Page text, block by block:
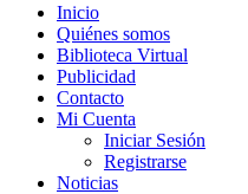
Inicio
Quiénes somos
Biblioteca Virtual
Publicidad
Contacto
Mi Cuenta
Iniciar Sesión
Registrarse
Noticias